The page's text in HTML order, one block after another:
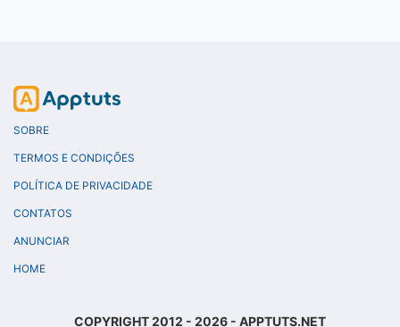
SOBRE
TERMOS E CONDIÇÕES
POLÍTICA DE PRIVACIDADE
CONTATOS
ANUNCIAR
HOME
COPYRIGHT 2012 - 2026 - APPTUTS.NET